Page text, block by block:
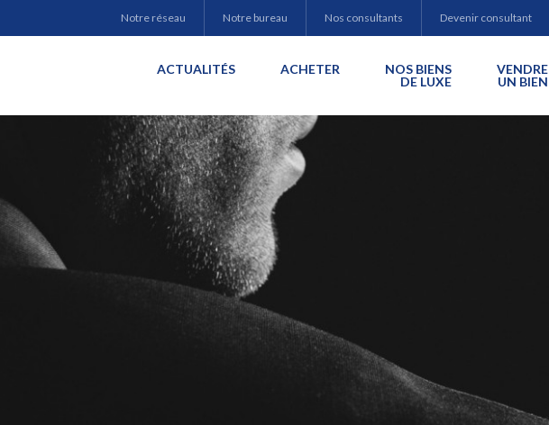
Notre réseau Notre bureau Nos consultants Devenir consultant
ACTUALITÉS ACHETER
NOS BIENS
DE LUXE
VENDRE
UN BIEN